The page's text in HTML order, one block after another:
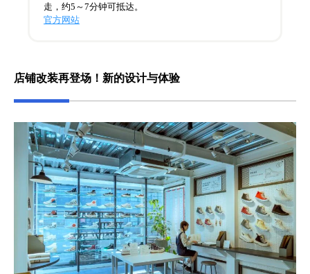
走，约5～7分钟可抵达。
官方网站
店铺改装再登场！新的设计与体验